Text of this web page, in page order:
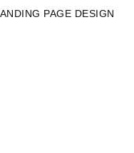
PAGE DESIGN